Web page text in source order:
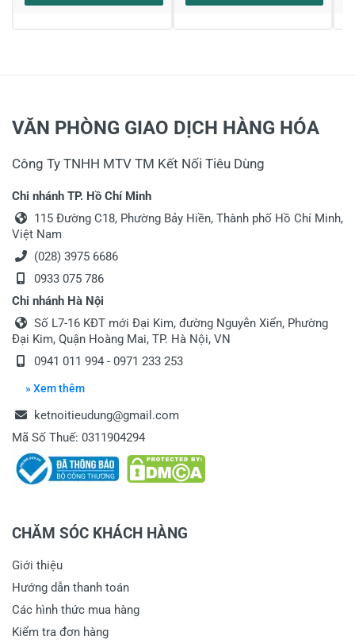
VĂN PHÒNG GIAO DỊCH HÀNG HÓA
Công Ty TNHH MTV TM Kết Nối Tiêu Dùng
Chi nhánh TP. Hồ Chí Minh
115 Đường C18, Phường Bảy Hiền, Thành phố Hồ Chí Minh,
Việt Nam
(028) 3975 6686
0933 075 786
Chi nhánh Hà Nội
Số L7-16 KĐT mới Đại Kim, đường Nguyễn Xiển, Phường
Đại Kim, Quận Hoàng Mai, TP. Hà Nội, VN
0941 011 994 - 0971 233 253
» Xem thêm
ketnoitieudung@gmail.com
Mã Số Thuế: 0311904294
CHĂM SÓC KHÁCH HÀNG
Giới thiệu
Hướng dẫn thanh toán
Các hình thức mua hàng
Kiểm tra đơn hàng